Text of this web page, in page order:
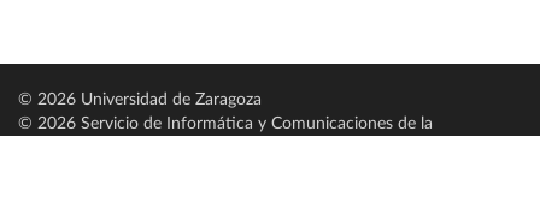
© 2026 Universidad de Zaragoza
© 2026 Servicio de Informática y Comunicaciones de la